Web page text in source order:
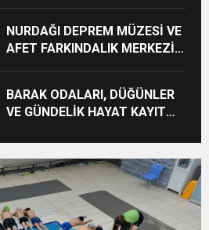
ATILDI
NURDAĞI DEPREM MÜZESİ VE
AFET FARKINDALIK MERKEZİ
BARAK ODALARI, DÜĞÜNLER
VE GÜNDELİK HAYAT KAYIT